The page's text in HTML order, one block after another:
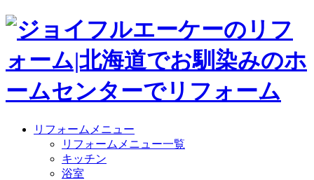
リフォームメニュー
リフォームメニュー一覧
キッチン
浴室